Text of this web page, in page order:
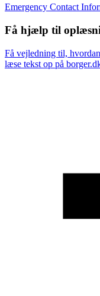
Emergency Contact
Få hjælp til
Få vejledning til,
læse tekst op på